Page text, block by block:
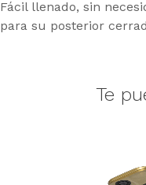
Fácil llenado, sin
para su posterior
Te